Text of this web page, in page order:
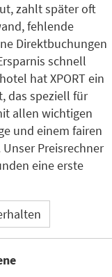
zahlt später oft
fehlende
Direktbuchungen
schnell
hat XPORT ein
das speziell für
allen wichtigen
und einem fairen
Preisrechner
eine erste